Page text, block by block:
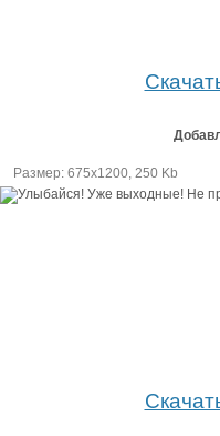
Размер: 675х1200, 250 Kb